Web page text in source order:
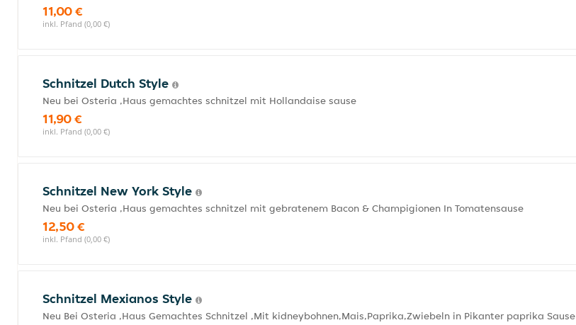
11,00 €
inkl. Pfand (0,00 €)
Schnitzel Dutch Style
Neu bei Osteria ,Haus gemachtes schnitzel mit Hollandaise sause
11,90 €
inkl. Pfand (0,00 €)
Schnitzel New York Style
Neu bei Osteria ,Haus gemachtes schnitzel mit gebratenem Bacon & Champigionen In Tomatensause
12,50 €
inkl. Pfand (0,00 €)
Schnitzel Mexianos Style
Neu Bei Osteria ,Haus Gemachtes Schnitzel ,Mit kidneybohnen,Mais,Paprika,Zwiebeln in Pikanter paprika Sause